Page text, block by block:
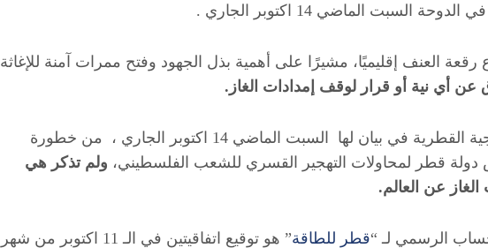
السبت الماضي 14 اكتوبر الجاري .
العنف إقليميًا، مشيرًا على أهمية بذل الجهود وفتح ممرات آمنة للإغاثة
أي نية أو قرار لوقف إمدادات الغاز.
وفي ذات السياق، حذرت وزارة الخارجية القطرية في بيان لها السبت الماضي 14 اكتوبر الجاري ، من خطورة
دولة قطر لمحاولات التهجير القسري للشعب الفلسطيني، ولم تذكر هي
عن العالم.
الرسمي لـ “قطر للطاقة” هو توقيع
اتفاقيتين في الـ 11 اكتوبر من شهر